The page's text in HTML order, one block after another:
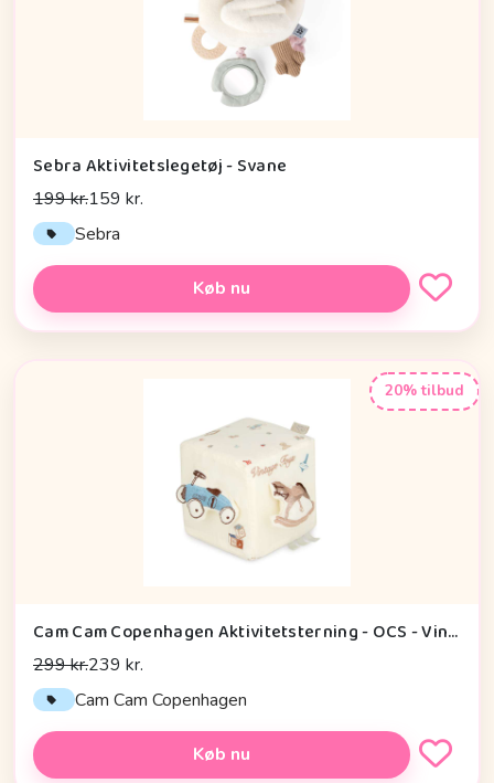
Sebra Aktivitetslegetøj - Svane
199 kr.159 kr.
Sebra
Køb nu
20% tilbud
Cam Cam Copenhagen Aktivitetsterning - OCS - Vintage Toys
299 kr.239 kr.
Cam Cam Copenhagen
Køb nu